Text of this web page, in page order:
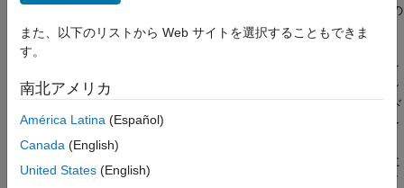
最上位モデルからの再呼び出し可能なコード
の生成
再呼び出し可能なマルチインスタンス コー
インスタンス間でのデータの共有
参考
リ内にあるグローバル データ構造体へのアクセスを共有して他の
コードとやりとりします。
再利用によってメリットがあり、コードの使用またはインスタン
スごとに独自で固有なデータを維持する必要のあるアプリケーシ
ョンの場合は、コード ジェネレーターで再呼び出し可能なコード
が生成されるようにモデルを設定します。再呼び出し可能なコー
ドを生成するには、モデル コンフィギュレーション パラメータ
に
設定します。Embedded Coder
コードを使用して、C++ コード
また、以下のリストから Web サイトを選択することもできま
す。
南北アメリカ
América Latina (Español)
Canada (English)
United States (English)